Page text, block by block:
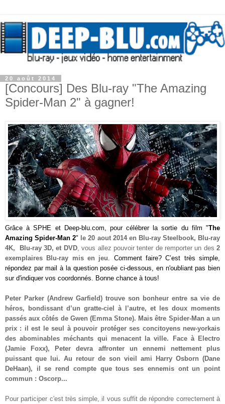
20 août 2014
[Concours] Des Blu-ray "The Amazing
Spider-Man 2" à gagner!
Grâce àSPHE et Deep-blu.com, pour célébrer la sortie du film "The
Amazing Spider-Man 2" le 20 aout 2014 en Blu-ray Steelbook, Blu-ray
4K, Blu-ray 3D, et DVD, vous allez pouvoir tenter de remporterun des2
exemplaires Blu-ray mis en jeu . Comment faire? C’est très simple,
répondez par mail à la question posée ci-dessous, en n'oubliant pas bien
sur d'indiquer vos coordonnés. Bonne chance à tous!
Peter Parker (Andrew Garfield) trouve son bonheur entre sa vie de
héros, bondissant d’un gratte-ciel à l’autre, et les doux moments
passés aux côtés de Gwen (Emma Stone). Mais être Spider-Man a un
prix : il est le seul à pouvoir protéger ses concitoyens new-yorkais
des abominables méchants qui menacent la ville. Face à Electro
(Jamie Foxx), Peter devra affronter un ennemi nettement plus
puissant que lui. Au retour de son vieil ami Harry Osborn (Dane
DeHaan), il se rend compte que tous ses ennemis ont un point
commun : Oscorp...
Pour participer c'est très simple, il vous suffit de répondre correctement à